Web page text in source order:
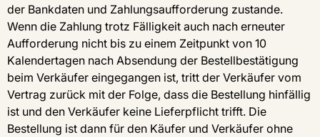
der Bankdaten und Zahlungsaufforderung zustande.
Wenn die Zahlung trotz Fälligkeit auch nach erneuter
Aufforderung nicht bis zu einem Zeitpunkt von 10
Kalendertagen nach Absendung der Bestellbestätigung
beim Verkäufer eingegangen ist, tritt der Verkäufer vom
Vertrag zurück mit der Folge, dass die Bestellung hinfällig
ist und den Verkäufer keine Lieferpflicht trifft. Die
Bestellung ist dann für den Käufer und Verkäufer ohne